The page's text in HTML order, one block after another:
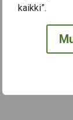
kaikki”.